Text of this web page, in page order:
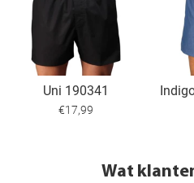
Uni 190341
€17,99
Wat